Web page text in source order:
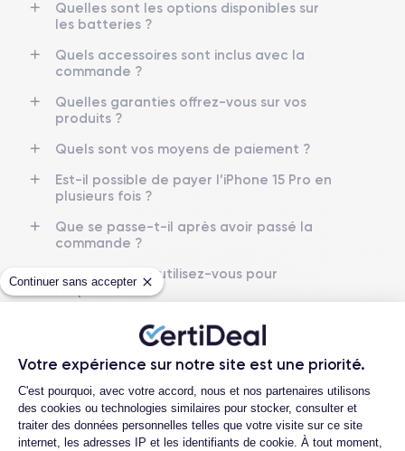
Continuer sans accepter
Votre expérience sur notre site est une priorité.
Plateforme de Gestion du
C'est pourquoi, avec votre accord, nous et nos partenaires utilisons
des cookies ou technologies similaires pour stocker, consulter et
traiter des données personnelles telles que votre visite sur ce site
internet, les adresses IP et les identifiants de cookie. À tout moment,
OLED 6.1 pouces 2556 x 1179 pixels
8 Go 128,256 ,512, 1000 Go
Nom CPU Nombre de cœurs
Nom GPU
GPU 6 cœurs 3.78 GHz
48 Mpx 12 Mpx
Oui, 20W
3274 mAh eSIM
Réseau mobile Débloqué
Quelles sont les options disponibles sur
les batteries ?
Quels accessoires sont inclus avec la
commande ?
Quelles garanties offrez-vous sur vos
produits ?
Quels sont vos moyens de paiement ?
Est-il possible de payer l’iPhone 15 Pro en
plusieurs fois ?
Que se passe-t-il après avoir passé la
commande ?
Quelle société utilisez-vous pour
l'expédition ?
Quels sont les délais de livraison ?
Que se passe-t-il si je change d'avis
après avoir acheté/reçu le produit ?
Comment demander un retour ?
Comment contacter le service client ?